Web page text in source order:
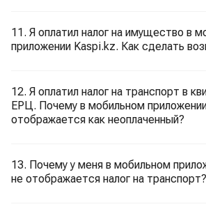
11. Я оплатил налог на имущество в
приложении Kaspi.kz. Как сделать
12. Я оплатил налог на транспорт в
ЕРЦ. Почему в мобильном
отображается как неоплаченный?
13. Почему у меня в мобильном
не отображается налог на транспорт?